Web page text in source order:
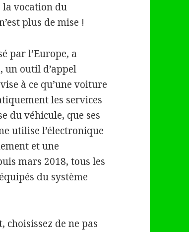
vocation du
plus de mise !
par l’Europe, a
un outil d’appel
à ce qu’une voiture
les services
du véhicule, que ses
utilise l’électronique
et une
mars 2018, tous les
du système
choisissez de ne pas